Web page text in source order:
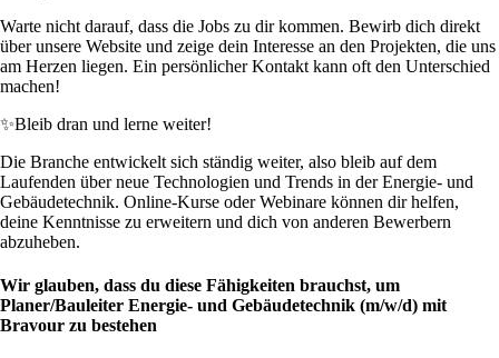
Warte nicht darauf, dass die Jobs zu dir kommen. Bewirb dich direkt
über unsere Website und zeige dein Interesse an den Projekten, die uns
am Herzen liegen. Ein persönlicher Kontakt kann oft den Unterschied
machen!
✨Bleib dran und lerne weiter!
Die Branche entwickelt sich ständig weiter, also bleib auf dem
Laufenden über neue Technologien und Trends in der Energie- und
Gebäudetechnik. Online-Kurse oder Webinare können dir helfen,
deine Kenntnisse zu erweitern und dich von anderen Bewerbern
abzuheben.
Wir glauben, dass du diese Fähigkeiten brauchst, um
Planer/Bauleiter Energie- und Gebäudetechnik (m/w/d) mit
Bravour zu bestehen